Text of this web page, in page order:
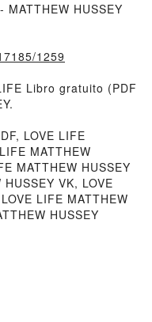
HUSSEY
1259
Libro gratuito (PDF
LOVE LIFE
MATTHEW
MATTHEW HUSSEY
VK, LOVE
LIFE MATTHEW
HUSSEY